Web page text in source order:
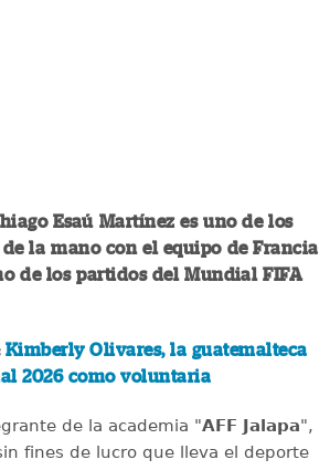
Esaú Martínez es uno de los
la mano con el equipo de Francia
de los partidos del Mundial FIFA
Kimberly Olivares, la guatemalteca
2026 como voluntaria
de la academia "AFF Jalapa",
fines de lucro que lleva el deporte